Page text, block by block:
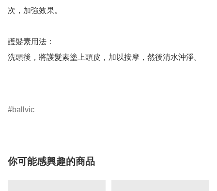
次，加強效果。
護髮素用法：
洗頭後，將護髮素塗上頭皮，加以按摩，然後清水沖淨。
ballvic
你可能感興趣的商品